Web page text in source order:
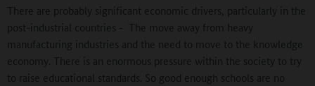
There are probably significant economic drivers, particularly in the
post-industrial countries - The move away from heavy
manufacturing industries and the need to move to the knowledge
economy. There is an enormous pressure within the society to try
to raise educational standards. So good enough schools are no